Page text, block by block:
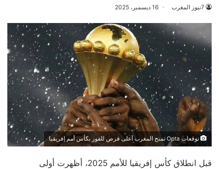
7نيوز المغرب 16 ديسمبر، 2025
توقعات Opta تمنح المغرب أعلى فرص للفوز بكأس أمم إفريقيا
قبل انطلاق كأس إفريقيا للأمم 2025، أظهرت أولى